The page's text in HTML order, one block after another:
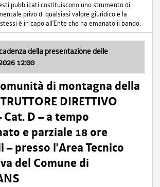
pubblicati costituiscono uno strumento di
privo di qualsiasi valore giuridico e la
è in capo all'Ente che ha emanato il bando.
della presentazione delle
12:00
di montagna della
DIRETTIVO
Cat. D – a tempo
e parziale 18 ore
presso l’Area Tecnico
del Comune di